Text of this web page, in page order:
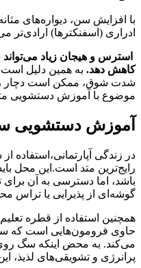
با افزایش سن، دیواره‌های
ادراری (اسفنکترها) ارادی‌تر
استرس و هیجان زیاد
کاهش دهد. به همین دلیل
شدت شوق، ممکن است دچار
موضوع با آموزش دستشویی
آموزش دستشویی
در زندگی آپارتمانی،استفاده
رایج‌ترین متد است.این محل
باشد، اما دسترسی به آن برای
گوشه‌ای از پذیرایی یا تراس
همچنین استفاده از قطره
حاوی فرومون‌هایی است که
می‌کند. به محض اینکه سگ روی
پرانرژی و تشویقی‌های لذیذ،